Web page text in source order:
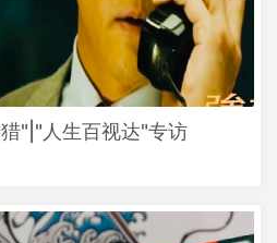
"|"人生百视达"专访